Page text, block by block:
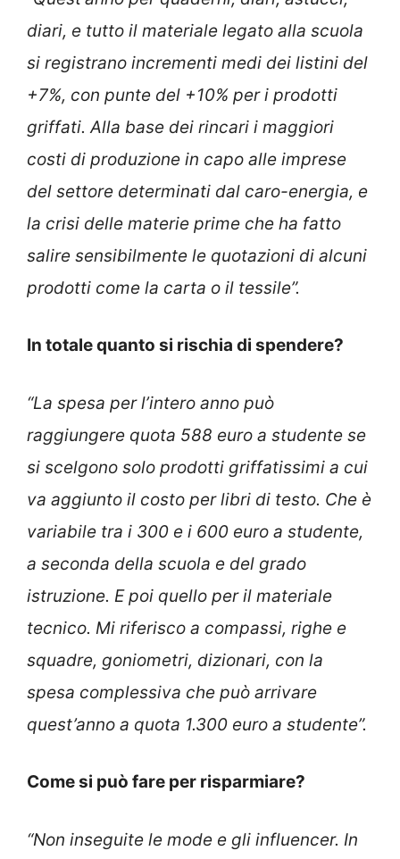
diari, e tutto il materiale legato alla scuola
si registrano incrementi medi dei listini del
+7%, con punte del +10% per i prodotti
griffati. Alla base dei rincari i maggiori
costi di produzione in capo alle imprese
del settore determinati dal caro-energia, e
la crisi delle materie prime che ha fatto
salire sensibilmente le quotazioni di alcuni
prodotti come la carta o il tessile”.
In totale quanto si rischia di spendere?
“La spesa per l’intero anno può
raggiungere quota 588 euro a studente se
si scelgono solo prodotti griffatissimi a cui
va aggiunto il costo per libri di testo. Che è
variabile tra i 300 e i 600 euro a studente,
a seconda della scuola e del grado
istruzione. E poi quello per il materiale
tecnico. Mi riferisco a compassi, righe e
squadre, goniometri, dizionari, con la
spesa complessiva che può arrivare
quest’anno a quota 1.300 euro a studente”.
Come si può fare per risparmiare?
“Non inseguite le mode e gli influencer. In